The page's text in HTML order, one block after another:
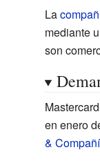
La
mediante
son
en enero
&